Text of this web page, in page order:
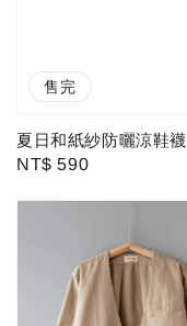
售完
夏日和紙紗防曬涼鞋襪
Regular
NT$ 590